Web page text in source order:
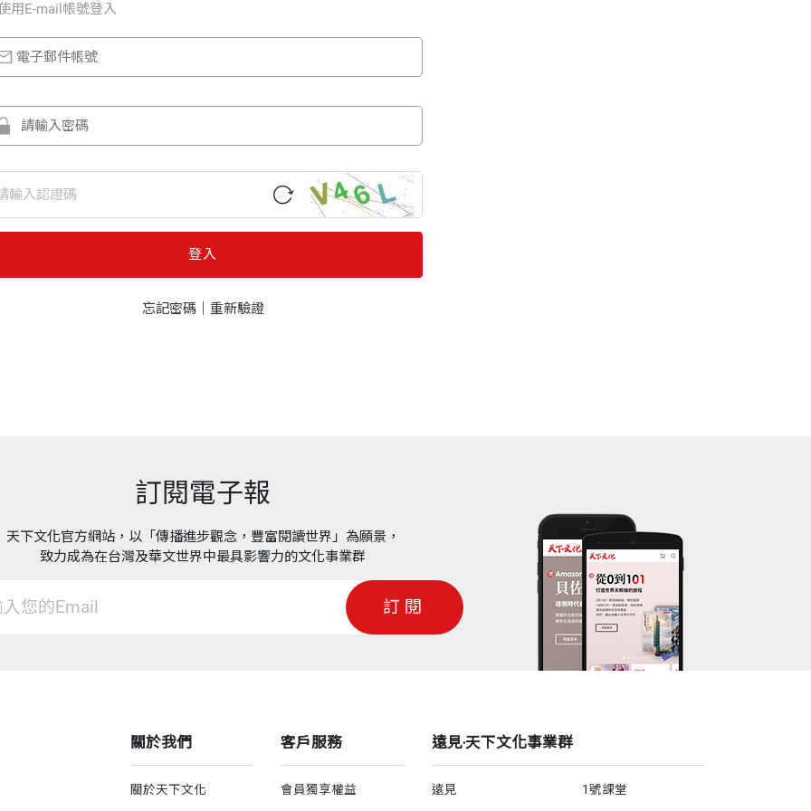
⽤E-mail帳號登入
登入
忘記密碼｜ 重新驗證
訂閱電子報
天下文化官方網站，以「傳播進步觀念，豐富閱讀世界」為願景，
致力成為在台灣及華文世界中最具影響力的文化事業群
訂閱
關於我們
關於天下文化
客戶服務
會員獨享權益
遠見‧天下文化事業群
遠見
1號課堂